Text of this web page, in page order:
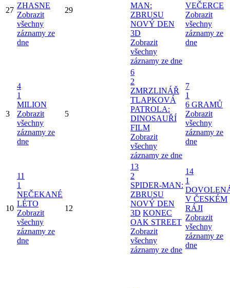
27
ZHASNE
Zobrazit
všechny
záznamy ze
dne
29
MAN:
ZBRUSU
NOVÝ DEN
3D
Zobrazit
všechny
záznamy ze dne
VEČERCE
Zobrazit
všechny
záznamy ze
dne
3
4
1
MILION
Zobrazit
všechny
záznamy ze
dne
5
6
2
ZMRZLINÁŘ
TLAPKOVÁ
PATROLA:
DINOSAUŘÍ
FILM
Zobrazit
všechny
záznamy ze dne
7
1
6 GRAMŮ
Zobrazit
všechny
záznamy ze
dne
10
11
1
NEČEKANÉ
LÉTO
Zobrazit
všechny
záznamy ze
dne
12
13
2
SPIDER-MAN:
ZBRUSU
NOVÝ DEN
3D KONEC
OAK STREET
Zobrazit
všechny
záznamy ze dne
14
1
V ČESKÉM
RÁJI
Zobrazit
všechny
záznamy ze
dne